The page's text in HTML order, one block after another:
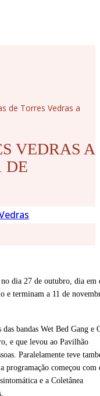
de Torres Vedras a
VEDRAS A
DE
dia 27 de outubro, dia em
e terminam a 11 de
bandas Wet Bed Gang e
e que levou ao Pavilhão
Paralelamente teve
programação começou com
e a Coletânea